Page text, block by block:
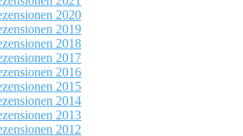
2020
2019
2018
2017
2016
2015
2014
2013
2012